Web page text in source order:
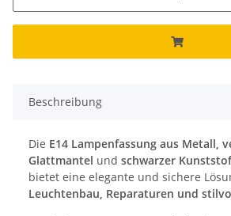
Beschreibung
Die E14 Lampenfassung aus Metall,
Glattmantel und schwarzer
bietet eine elegante und sichere
Leuchtenbau, Reparaturen und